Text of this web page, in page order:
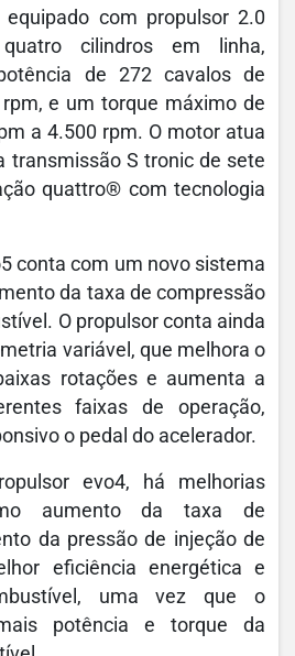
com propulsor 2.0
cilindros em linha,
de 272 cavalos de
e um torque máximo de
a 4.500 rpm. O motor atua
transmissão S tronic de sete
quattro® com tecnologia
conta com um novo sistema
da taxa de compressão
O propulsor conta ainda
variável, que melhora o
rotações e aumenta a
faixas de operação,
o pedal do acelerador.
evo4, há melhorias
aumento da taxa de
da pressão de injeção de
eficiência energética e
uma vez que o
potência e torque da